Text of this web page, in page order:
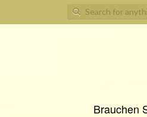
Search
for:
Brauchen